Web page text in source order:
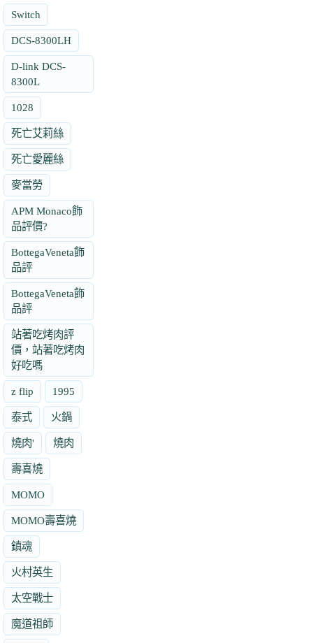
Switch
DCS-8300LH
D-link DCS-
8300L
1028
死亡艾莉絲
死亡愛麗絲
麥當勞
APM Monaco飾
品評價?
BottegaVeneta飾
品評
BottegaVeneta飾
品評
站著吃烤肉評
價，站著吃烤肉
好吃嗎
z flip 1995
泰式 火鍋
燒肉' 燒肉
壽喜燒
MOMO
MOMO壽喜燒
鎮魂
火村英生
太空戰士
魔道祖師